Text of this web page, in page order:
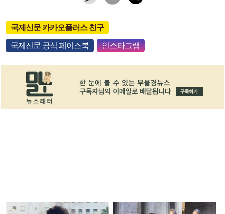
국제신문 카카오플러스 친구
국제신문 공식 페이스북 인스타그램